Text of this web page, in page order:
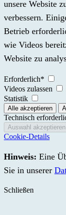
unsere Website
verbessern.
Betrieb
wie Videos
Website zu
Erforderlich*
Videos zulassen
Statistik
Technisch
Cookie-Details
Hinweis: Eine
Sie in unserer
Schließen